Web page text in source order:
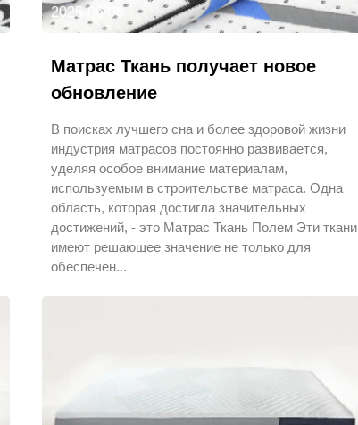
2025-06-06
Матрас Ткань получает новое
обновление
В поисках лучшего сна и более здоровой жизни
индустрия матрасов постоянно развивается,
уделяя особое внимание материалам,
используемым в строительстве матраса. Одна
область, которая достигла значительных
достижений, - это Матрас Ткань Полем Эти ткани
имеют решающее значение не только для
обеспечен...